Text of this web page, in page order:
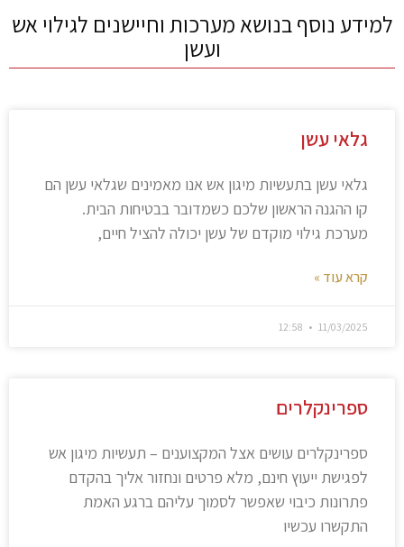
למידע נוסף בנושא מערכות וחיישנים לגילוי אש
ועשן
גלאי עשן
גלאי עשן בתעשיות מיגון אש אנו מאמינים שגלאי עשן הם
קו ההגנה הראשון שלכם כשמדובר בבטיחות הבית.
מערכת גילוי מוקדם של עשן יכולה להציל חיים,
קרא עוד »
11/03/2025
ספרינקלרים
ספרינקלרים עושים אצל המקצוענים – תעשיות מיגון אש
לפגישת ייעוץ חינם, מלא פרטים ונחזור אליך בהקדם
פתרונות כיבוי שאפשר לסמוך עליהם ברגע האמת
התקשרו עכשיו